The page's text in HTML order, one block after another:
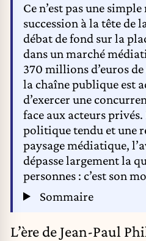
Ce n’est pas une
succession à la tête de
débat de fond sur la
dans un marché
370 millions d’euros
la chaîne publique est
d’exercer une
face aux acteurs
politique tendu et une
paysage médiatique,
dépasse largement la
personnes : c’est son
Sommaire
L’ère de Jean-Paul